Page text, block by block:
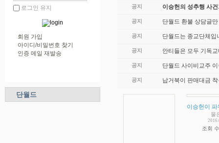
로그인 유지
회원 가입
아이디/비밀번호 찾기
인증 메일 재발송
단월드
공지 이승헌의 성추행 사
공지 단월드 환불 상담글
공지 단월드는 종교단체입
공지 안티들은 모두 기독
공지 단월드 사이비교주
공지 납거북이 판매대금
이승헌이
물
조회